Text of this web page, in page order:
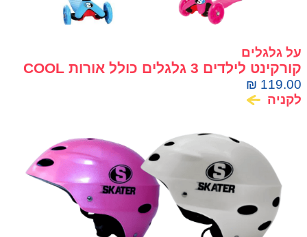
על גלגלים
קורקינט לילדים 3 גלגלים כולל אורות COOL
SKOOTER
₪ 119.00
לקניה